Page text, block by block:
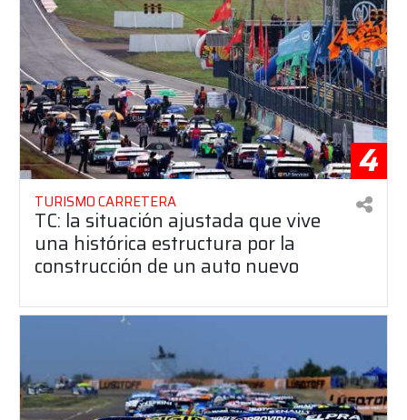
4
TURISMO CARRETERA
TC: la situación ajustada que vive
una histórica estructura por la
construcción de un auto nuevo